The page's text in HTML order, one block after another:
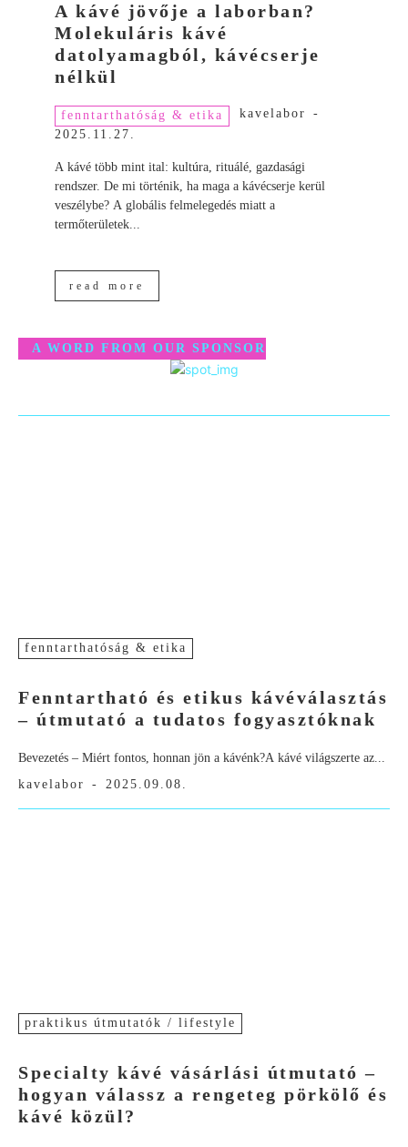
A kávé jövője a laborban?
Molekuláris kávé
datolyamagból, kávécserje
nélkül
fenntarthatóság & etika kavelabor
-
2025.11.27.
A kávé több mint ital: kultúra, rituálé, gazdasági
rendszer. De mi történik, ha maga a kávécserje kerül
veszélybe? A globális felmelegedés miatt a
termőterületek...
read more
A WORD FROM OUR SPONSOR
fenntarthatóság & etika
Fenntartható és etikus kávéválasztás
– útmutató a tudatos fogyasztóknak
Bevezetés – Miért fontos, honnan jön a kávénk?A kávé világszerte az...
kavelabor
- 2025.09.08.
praktikus útmutatók / lifestyle
Specialty kávé vásárlási útmutató –
hogyan válassz a rengeteg pörkölő és
kávé közül?